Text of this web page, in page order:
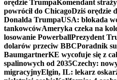
orędzie TrumpaKomendant
powrócił do ChicagoDziś orędzie
Donalda TrumpaUSA: blokada
tankowcówAmeryka czeka na
losowanie PowerballPrezydent
dolarów przeciw BBCPoradnik
BaumgartnerKE wycofuje się z
spalinowych od 2035Czechy:
migracyjnyElgin, IL: lekarz